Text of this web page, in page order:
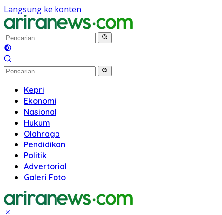
Langsung ke konten
Kepri
Ekonomi
Nasional
Hukum
Olahraga
Pendidikan
Politik
Advertorial
Galeri Foto